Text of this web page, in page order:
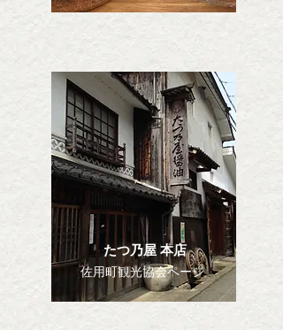
たつ乃屋 本店
佐用町観光協会ページ